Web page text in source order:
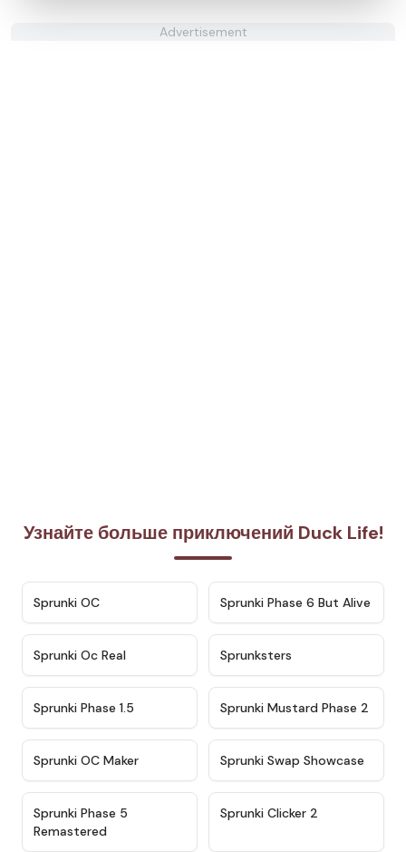
Advertisement
Узнайте больше приключений Duck Life!
Sprunki OC ★ 4.9
Sprunki Phase 6 But Alive
Sprunki Oc Real Sprunksters
Sprunki Phase 1.5 ★ 4.4
Sprunki Mustard Phase 2
Sprunki OC Maker ★ 4.6
Sprunki Swap Showcase
Sprunki Phase 5
Remastered
Sprunki Clicker 2